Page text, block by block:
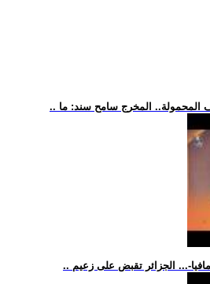
المحمولة.. المخرج سامح سند: ما
... الجزائر تقبض على زعيم